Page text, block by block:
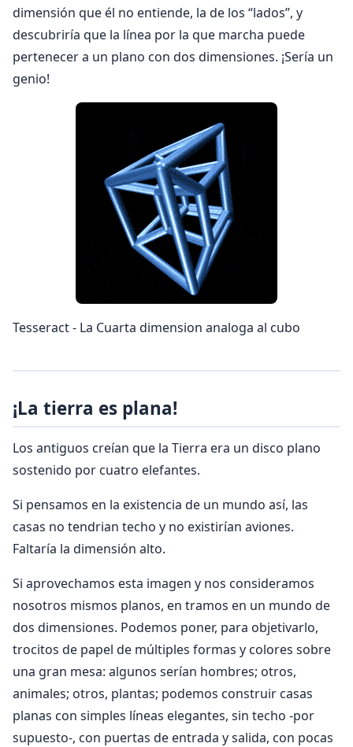
dimensión que él no entiende, la de los “lados”, y
descubriría que la línea por la que marcha puede
pertenecer a un plano con dos dimensiones. ¡Sería un
genio!
Tesseract - La Cuarta dimension analoga al cubo
¡La tierra es plana!
Los antiguos creían que la Tierra era un disco plano
sostenido por cuatro elefantes.
Si pensamos en la existencia de un mundo así, las
casas no tendrian techo y no existirían aviones.
Faltaría la dimensión alto.
Si aprovechamos esta imagen y nos consideramos
nosotros mismos planos, en tramos en un mundo de
dos dimensiones. Podemos poner, para objetivarlo,
trocitos de papel de múltiples formas y colores sobre
una gran mesa: algunos serían hombres; otros,
animales; otros, plantas; podemos construir casas
planas con simples líneas elegantes, sin techo -por
supuesto-, con puertas de entrada y salida, con pocas